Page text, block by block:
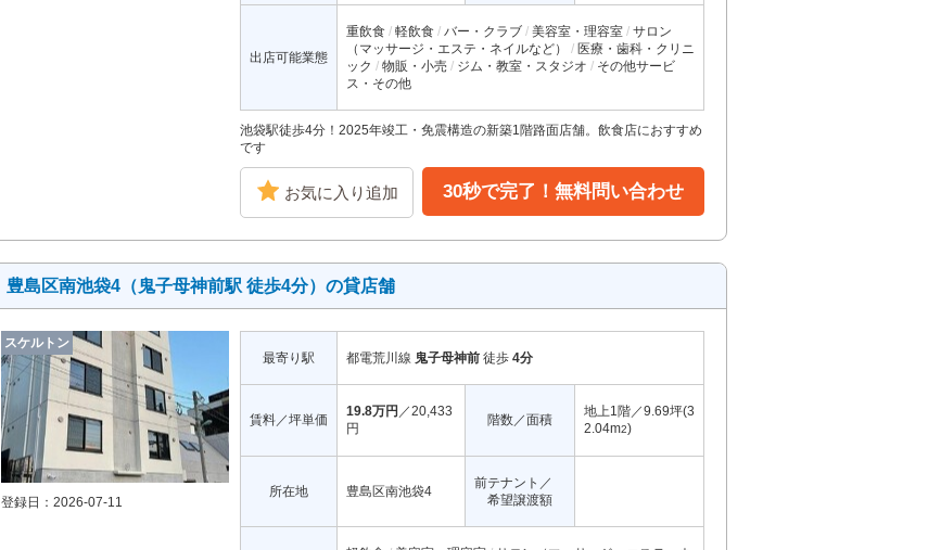
出店可能業態
重飲食 軽飲食 バー・クラブ 美容室・理容室
サロン
（マッサージ・エステ・ネイルなど）
医療・歯科・クリニ
ック
物販・小売 ジム・教室・スタジオ
その他サービ
ス・その他
池袋駅徒歩4分！2025年竣工・免震構造の新築1階路面店舗。飲食店におすすめ
です
お気に入り追加 30秒で完了！無料問い合わせ
豊島区南池袋4（鬼子母神前駅 徒歩4分）の貸店舗
スケルトン
登録日：2026-07-11
最寄り駅 都電荒川線 鬼子母神前 徒歩 4分
賃料／坪単価
19.8万円 ／20,433
円
階数／面積
地上1階／9.69坪(3
2.04m2)
所在地 豊島区南池袋4
前テナント／
希望譲渡額